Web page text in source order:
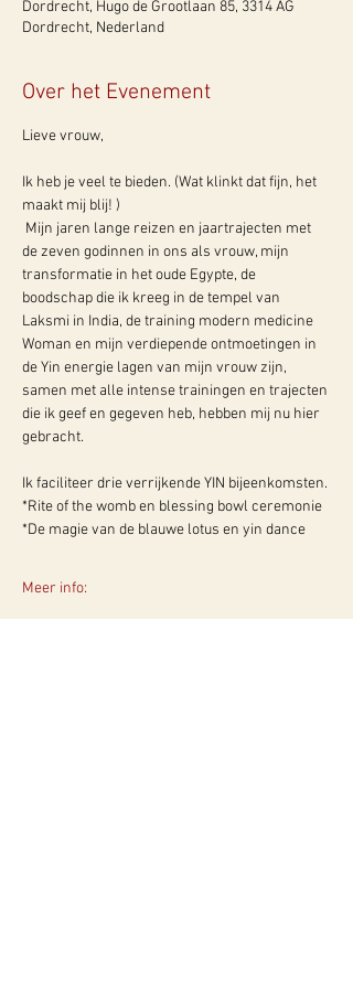
Dordrecht, Hugo de Grootlaan 85, 3314 AG
Dordrecht, Nederland
Over het Evenement
Lieve vrouw,
Ik heb je veel te bieden. (Wat klinkt dat fijn, het
maakt mij blij! )
Mijn jaren lange reizen en jaartrajecten met
de zeven godinnen in ons als vrouw, mijn
transformatie in het oude Egypte, de
boodschap die ik kreeg in de tempel van
Laksmi in India, de training modern medicine
Woman en mijn verdiepende ontmoetingen in
de Yin energie lagen van mijn vrouw zijn,
samen met alle intense trainingen en trajecten
die ik geef en gegeven heb, hebben mij nu hier
gebracht.
Ik faciliteer drie verrijkende YIN bijeenkomsten.
*Rite of the womb en blessing bowl ceremonie
*De magie van de blauwe lotus en yin dance
Meer info: